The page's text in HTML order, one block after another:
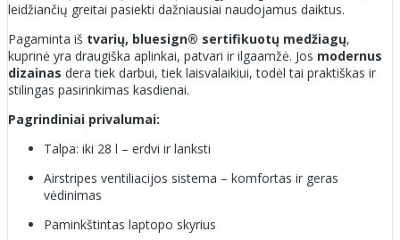
leidžiančių greitai pasiekti dažniausiai naudojamus daiktus.
Pagaminta iš tvarių, bluesign® sertifikuotų medžiagų,
kuprinė yra draugiška aplinkai, patvari ir ilgaamžė. Jos modernus
dizainas dera tiek darbui, tiek laisvalaikiui, todėl tai praktiškas ir
stilingas pasirinkimas kasdienai.
Pagrindiniai privalumai:
Talpa: iki 28 l – erdvi ir lanksti
Airstripes ventiliacijos sistema – komfortas ir geras
vėdinimas
Paminkštintas laptopo skyrius